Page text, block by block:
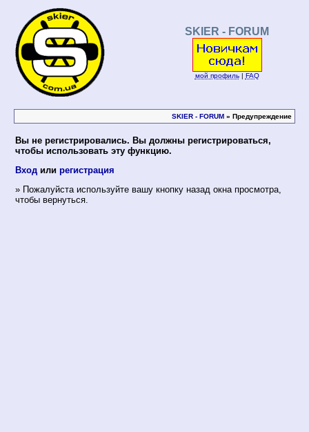
SKIER - FORUM
мой профиль| FAQ
SKIER - FORUM » Предупреждение
Вы не регистрировались. Вы должны регистрироваться,
чтобы использовать эту функцию.
Вход или регистрация
» Пожалуйста используйте вашу кнопку назад окна просмотра,
чтобы вернуться.